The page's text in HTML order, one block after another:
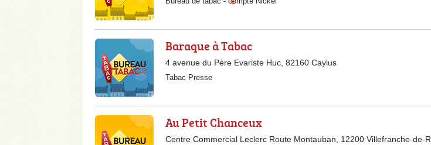
Baraque à Tabac
4 avenue du Père Evariste Huc, 82160 Caylus
Tabac Presse
Au Petit Chanceux
Centre Commercial Leclerc Route Montauban, 12200 Villefranche-de-